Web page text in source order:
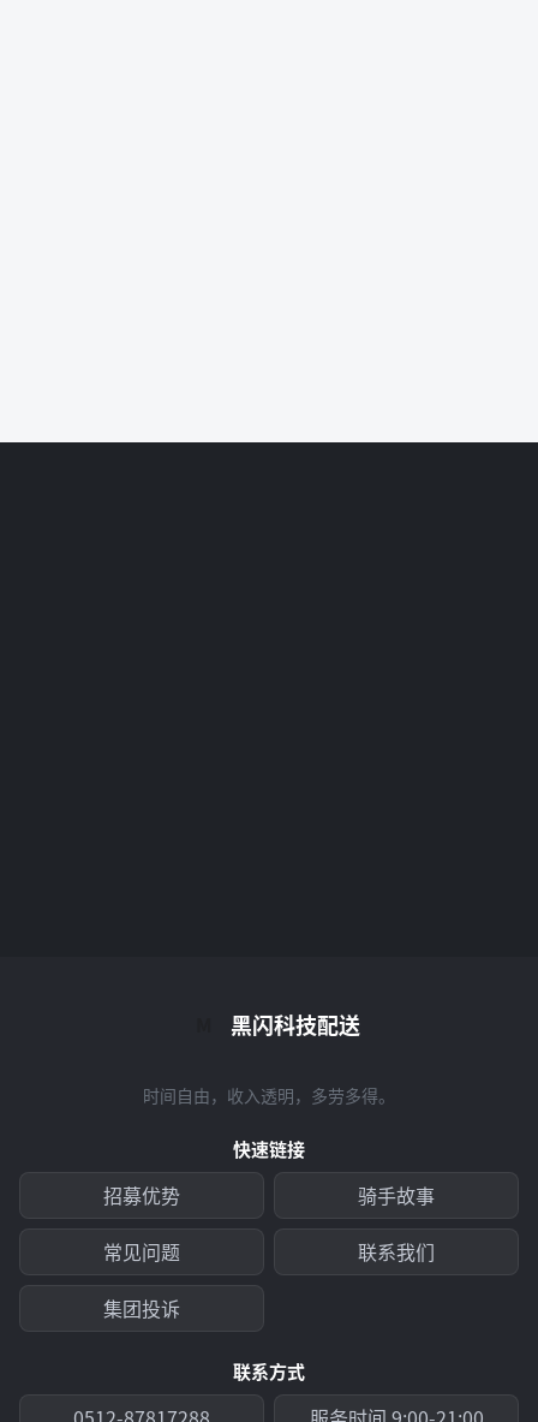
黑闪科技配送
时间自由，收入透明，多劳多得。
快速链接
招募优势
骑手故事
常见问题
联系我们
集团投诉
联系方式